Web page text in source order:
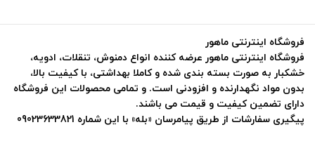
فروشگاه اینترنتی ماهور
فروشگاه اینترنتی ماهور عرضه کننده انواع دمنوش، تنقلات، ادویه،
خشکبار به صورت بسته بندی شده و کاملا بهداشتی، با کیفیت بالا،
بدون مواد نگهدارنده و افزودنی است. و تمامی محصولات این فروشگاه
دارای تضمین کیفیت و قیمت می باشند.
پیگیری سفارشات از طریق پیامرسان «بله» با این شماره 09023633821